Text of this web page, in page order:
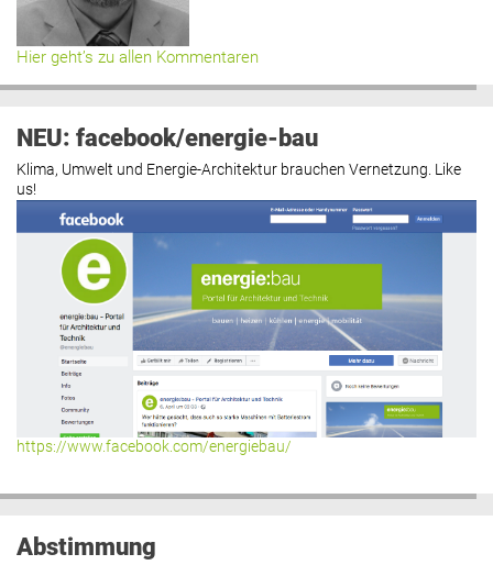
Hier geht’s zu allen Kommentaren
NEU: facebook/energie-bau
Klima, Umwelt und Energie-Architektur brauchen Vernetzung. Like
us!
https://www.facebook.com/energiebau/
Abstimmung